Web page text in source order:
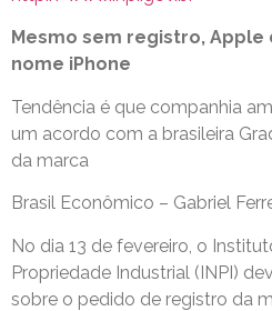
Mesmo sem registro, Apple
nome iPhone
Tendência é que companhia
um acordo com a brasileira
da marca
Brasil Econômico – Gabriel
No dia 13 de fevereiro, o
Propriedade Industrial (INPI)
sobre o pedido de registro da